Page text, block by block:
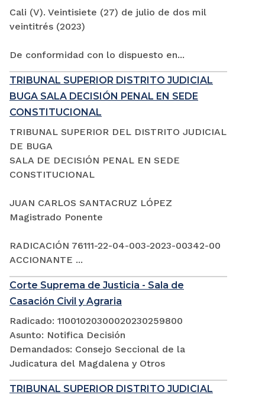
Cali (V). Veintisiete (27) de julio de dos mil
veintitrés (2023)
De conformidad con lo dispuesto en...
TRIBUNAL SUPERIOR DISTRITO JUDICIAL
BUGA SALA DECISIÓN PENAL EN SEDE
CONSTITUCIONAL
TRIBUNAL SUPERIOR DEL DISTRITO JUDICIAL
DE BUGA
SALA DE DECISIÓN PENAL EN SEDE
CONSTITUCIONAL
JUAN CARLOS SANTACRUZ LÓPEZ
Magistrado Ponente
RADICACIÓN 76111-22-04-003-2023-00342-00
ACCIONANTE ...
Corte Suprema de Justicia - Sala de
Casación Civil y Agraria
Radicado: 11001020300020230259800
Asunto: Notifica Decisión
Demandados: Consejo Seccional de la
Judicatura del Magdalena y Otros
TRIBUNAL SUPERIOR DISTRITO JUDICIAL